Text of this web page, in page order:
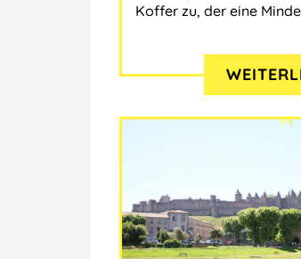
Koffer zu, der eine